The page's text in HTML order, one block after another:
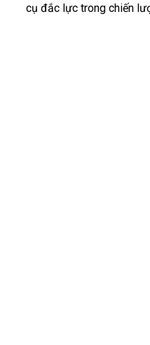
cụ đắc lực trong chiến